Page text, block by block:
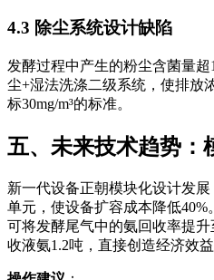
4.3 除尘系统设计缺陷
发酵过程中产生的粉尘含菌量超
尘+湿法洗涤二级系统，使排放
标30mg/m³的标准。
五、未来技术趋势：
新一代设备正朝模块化设计发
单元，使设备扩容成本降低
可将发酵尾气中的氨回收率提
收液氨1.2吨，直接创造经济效益